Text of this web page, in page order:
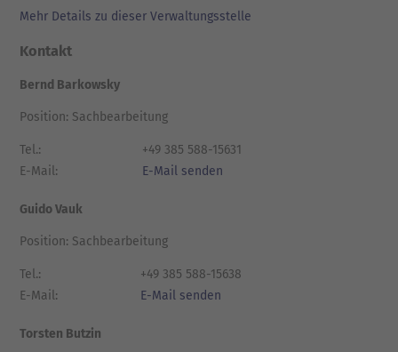
Mehr Details zu dieser Verwaltungsstelle
Kontakt
Bernd Barkowsky
Position: Sachbearbeitung
Tel.:
+49 385 588-15631
E-Mail:
E-Mail senden
Guido Vauk
Position: Sachbearbeitung
Tel.:
+49 385 588-15638
E-Mail:
E-Mail senden
Torsten Butzin